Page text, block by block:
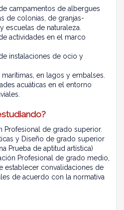
campamentos de albergues
de colonias, de granjas-
escuelas de naturaleza.
actividades en el marco
instalaciones de ocio y
en lagos y embalses.
acuáticas en el entorno
Profesional de grado superior.
y Diseño de grado superior
Prueba de aptitud artística)
Profesional de grado medio,
establecer convalidaciones de
de acuerdo con la normativa